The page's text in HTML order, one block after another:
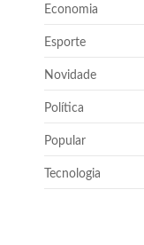
Economia
Esporte
Novidade
Política
Popular
Tecnologia